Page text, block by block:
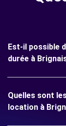
Est-il possible
durée à
Quelles sont
location à